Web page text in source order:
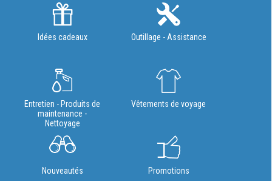
Idées cadeaux Outillage - Assistance
Entretien - Produits de
maintenance -
Nettoyage
Vêtements de voyage
Nouveautés Promotions